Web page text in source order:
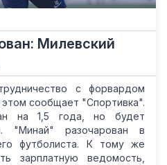
Милевский
с форвардом
сообщает "Спортивка".
на 1,5 года, но будет
"Минай" разочарован в
футболиста. К тому же
зарплатную ведомость,